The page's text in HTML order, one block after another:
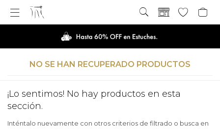

NO SE HAN RECUPERADO PRODUCTOS
¡Lo sentimos! No hay productos en esta
sección.
Inténtalo nuevamente con otros criterios de filtrado o busca en